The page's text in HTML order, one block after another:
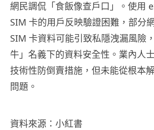
網民調侃「食飯像查戶口」。使用
SIM 卡的用戶反映驗證困難，部分
SIM 卡資料可能引致私隱洩漏風險
牛」名義下的資料安全性。業內人
技術性防倒賣措施，但未能從根本
問題。
資料來源：小紅書